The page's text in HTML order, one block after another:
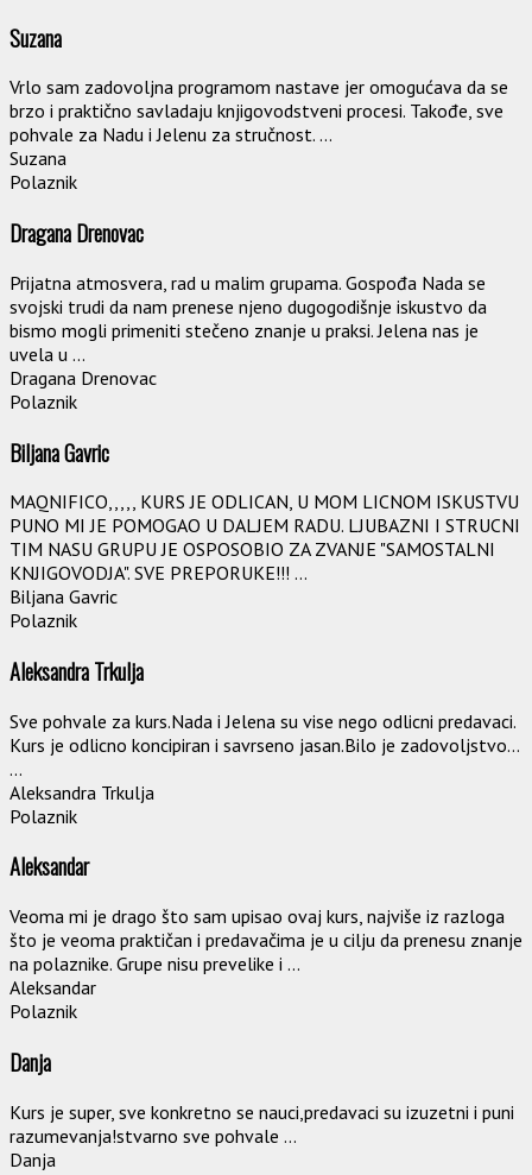
Suzana
Vrlo sam zadovoljna programom nastave jer omogućava da se
brzo i praktično savladaju knjigovodstveni procesi. Takođe, sve
pohvale za Nadu i Jelenu za stručnost. ...
Suzana
Polaznik
Dragana Drenovac
Prijatna atmosvera, rad u malim grupama. Gospođa Nada se
svojski trudi da nam prenese njeno dugogodišnje iskustvo da
bismo mogli primeniti stečeno znanje u praksi. Jelena nas je
uvela u ...
Dragana Drenovac
Polaznik
Biljana Gavric
MAQNIFICO,,,,, KURS JE ODLICAN, U MOM LICNOM ISKUSTVU
PUNO MI JE POMOGAO U DALJEM RADU. LJUBAZNI I STRUCNI
TIM NASU GRUPU JE OSPOSOBIO ZA ZVANJE "SAMOSTALNI
KNJIGOVODJA". SVE PREPORUKE!!! ...
Biljana Gavric
Polaznik
Aleksandra Trkulja
Sve pohvale za kurs.Nada i Jelena su vise nego odlicni predavaci.
Kurs je odlicno koncipiran i savrseno jasan.Bilo je zadovoljstvo...
...
Aleksandra Trkulja
Polaznik
Aleksandar
Veoma mi je drago što sam upisao ovaj kurs, najviše iz razloga
što je veoma praktičan i predavačima je u cilju da prenesu znanje
na polaznike. Grupe nisu prevelike i ...
Aleksandar
Polaznik
Danja
Kurs je super, sve konkretno se nauci,predavaci su izuzetni i puni
razumevanja!stvarno sve pohvale ...
Danja